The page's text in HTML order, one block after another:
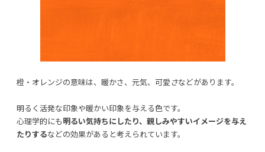
橙・オレンジの意味は、暖かさ、元気、可愛 さなどがあります。
明るく活発な印象や暖かい印象を与える色です。
心理学的にも明るい気持ちにしたり、親しみやすいイメージを与え
たりするなどの効果があると考えられています。